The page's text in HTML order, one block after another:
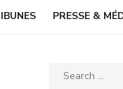
PRESSE &
Search